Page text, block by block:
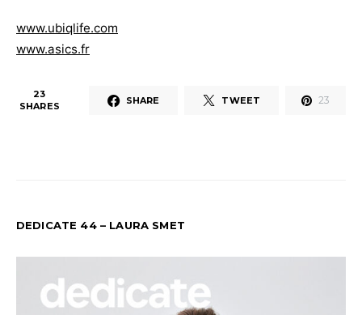
www.ubiqlife.com
www.asics.fr
23
SHARES
SHARE TWEET 23
DEDICATE 44 – LAURA SMET